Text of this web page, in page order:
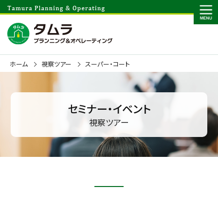
ホーム 視察ツアー スーパー・コート
セミナー・イベント
視察ツアー